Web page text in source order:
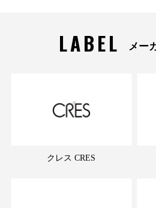
LABEL メー
クレス CRES